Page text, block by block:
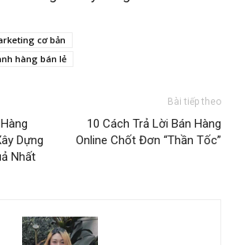
cơ bản
hàng bán lẻ
Dựng
Nhất
Bài tiếp theo
10 Cách Trả Lời Bán Hàng
Online Chốt Đơn “Thần Tốc”